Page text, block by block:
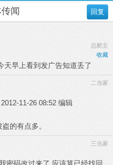
回复
闻
总舵主
收藏
天早上看到发广告知道丢了
二当家
11-26 08:52 编辑
的有点多。
三当家
密码改过来了 应该算已经找回